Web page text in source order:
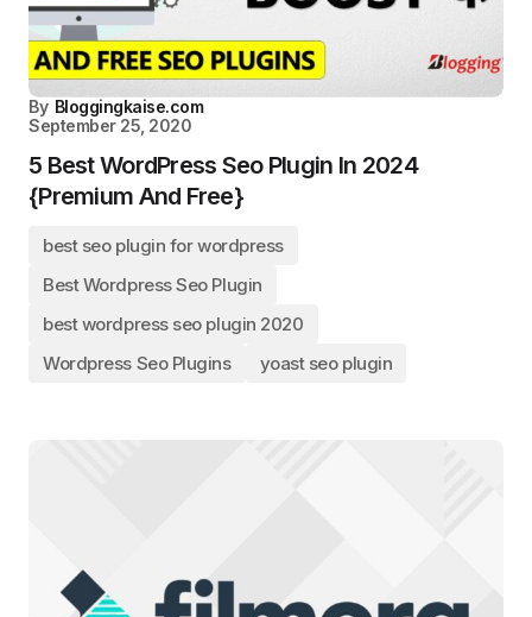
By Bloggingkaise.com
September 25, 2020
5 Best WordPress Seo Plugin In 2024
{Premium And Free}
best seo plugin for wordpress
Best Wordpress Seo Plugin
best wordpress seo plugin 2020
Wordpress Seo Plugins
yoast seo plugin